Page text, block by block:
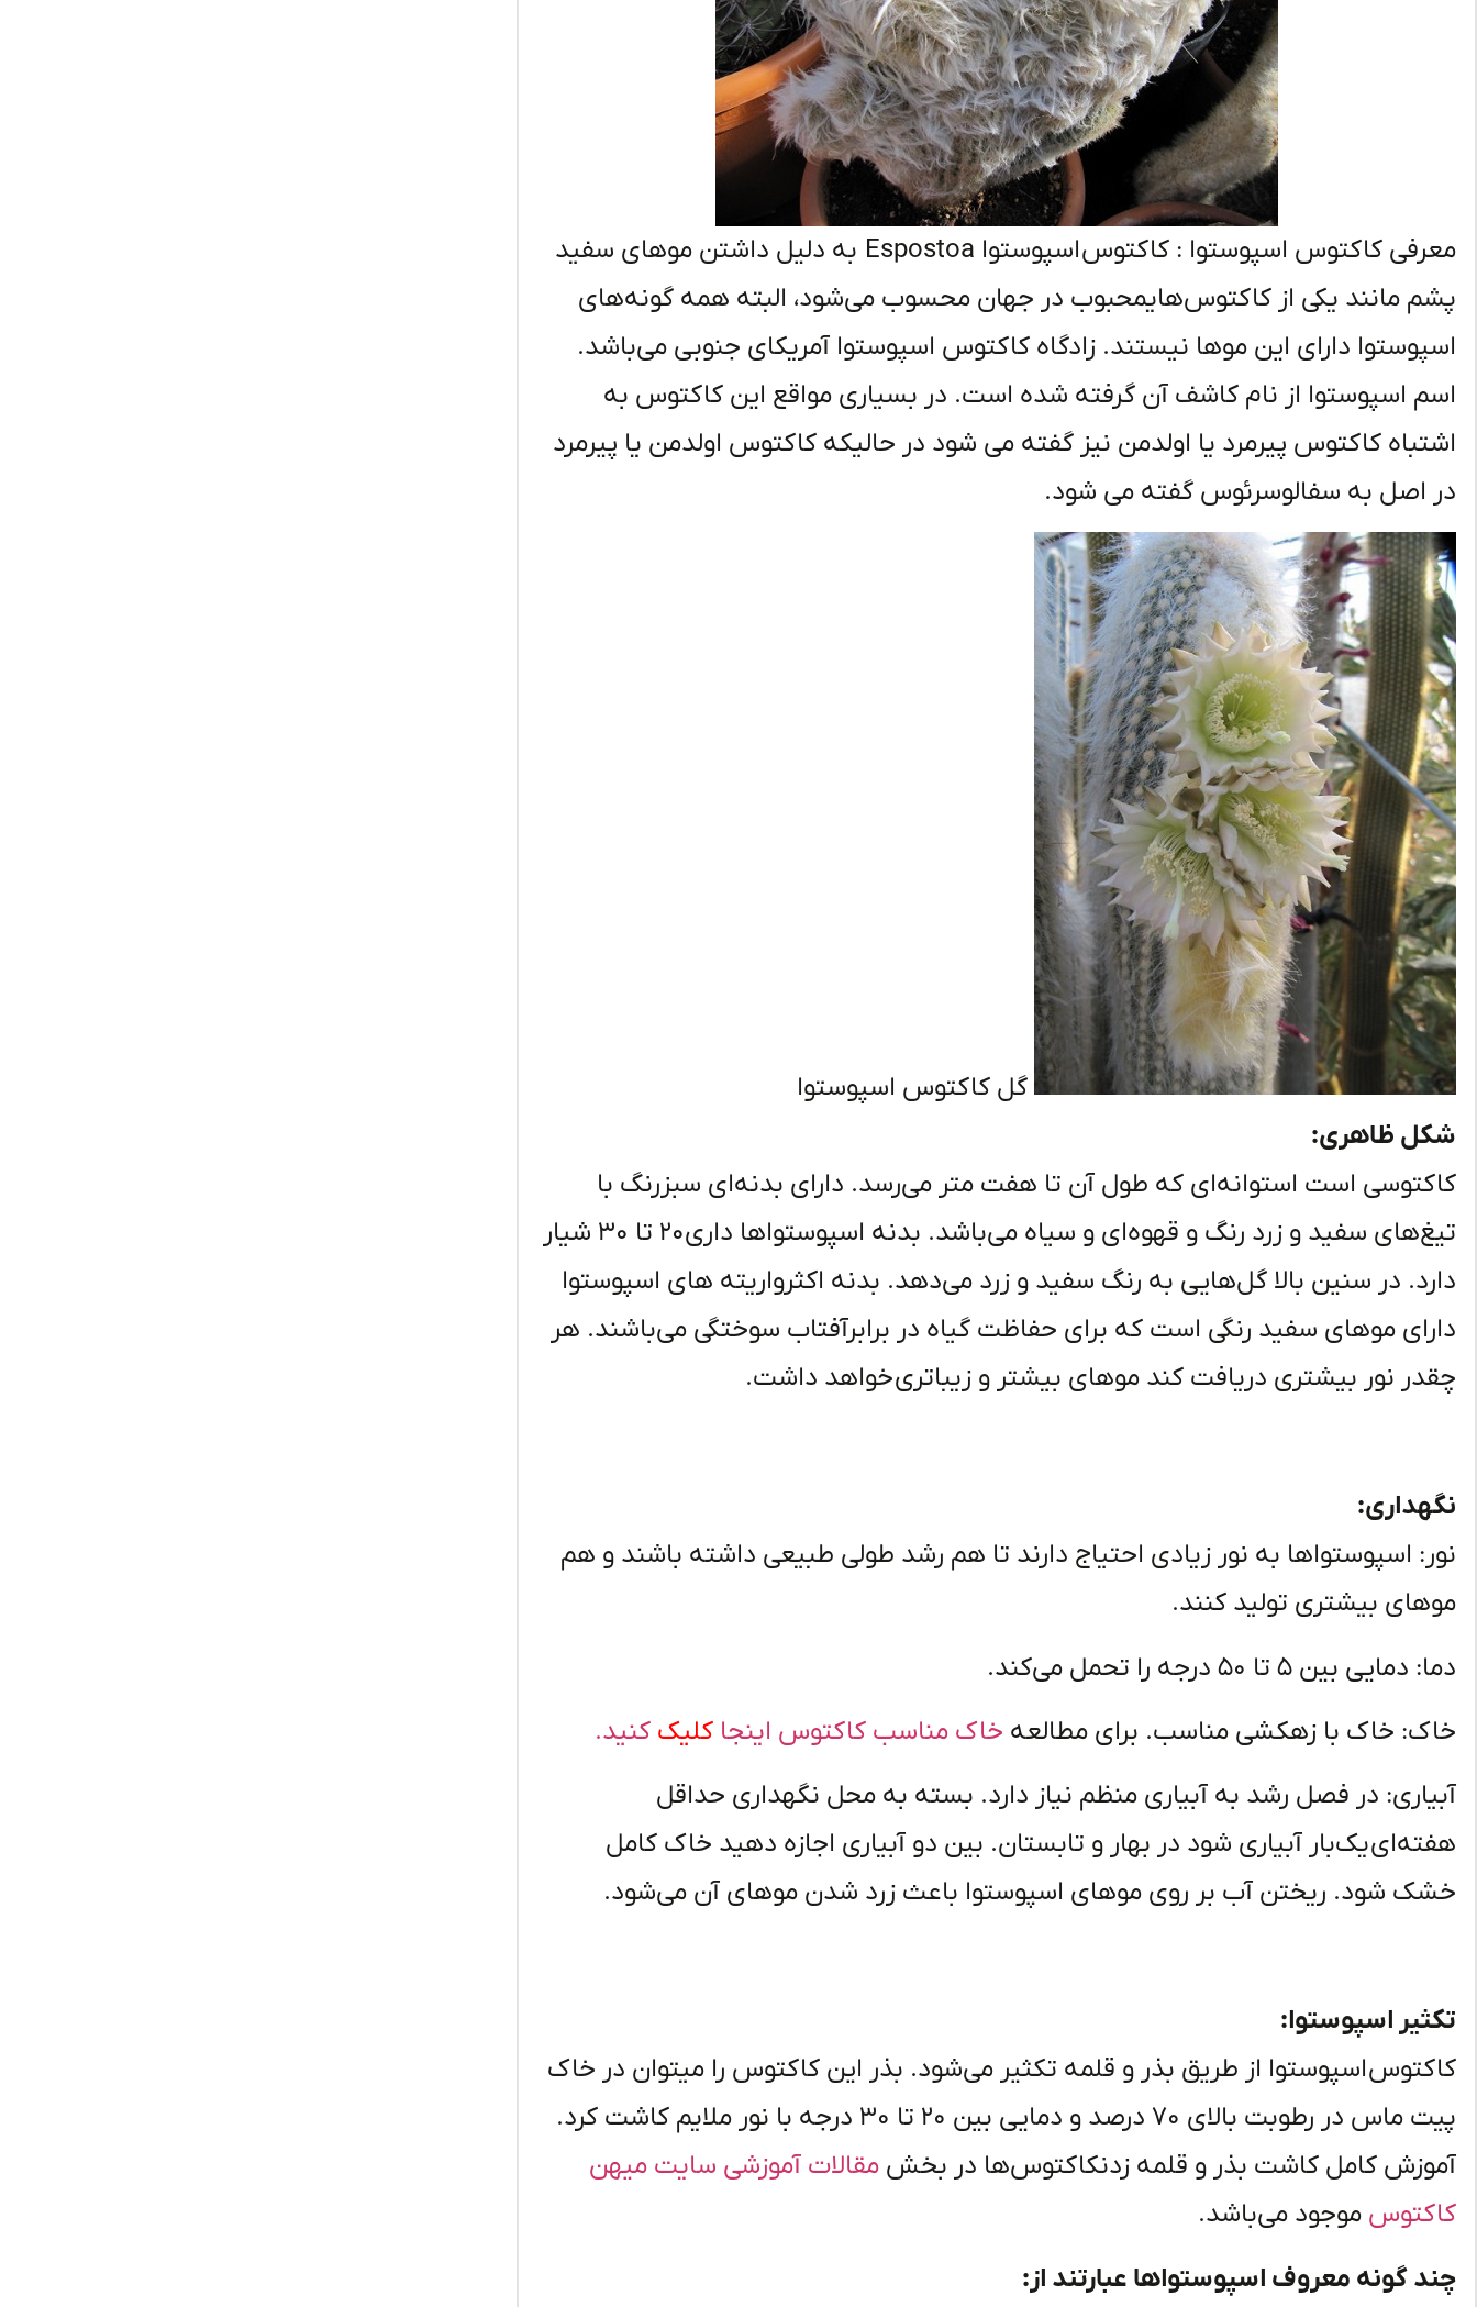
معرفی کاکتوس اسپوستوا : کاکتوساسپوستوا
Espostoa به دلیل داشتن موهای سفید
پشم مانند یکی از کاکتوس‌هایمحبوب در جهان محسوب می‌شود، البته همه گونه‌های
اسپوستوا دارای این موها نیستند. زادگاه کاکتوس اسپوستوا آمریکای جنوبی می‌باشد.
اسم اسپوستوا از نام کاشف آن گرفته شده است. در بسیاری مواقع این کاکتوس به
اشتباه کاکتوس پیرمرد یا اولدمن نیز گفته می شود در حالیکه کاکتوس اولدمن یا پیرمرد
در اصل به سفالوسرئوس گفته می شود.
گل کاکتوس اسپوستوا
شکل ظاهری:
کاکتوسی است استوانه‌ای که طول آن تا هفت متر می‌رسد. دارای بدنه‌ای سبزرنگ با
تیغ‌های سفید و زرد رنگ و قهوه‌ای و سیاه می‌باشد. بدنه اسپوستواها داری۲۰ تا ۳۰ شیار
دارد. در سنین بالا گل‌هایی به رنگ سفید و زرد می‌دهد. بدنه اکثرواریته های اسپوستوا
دارای موهای سفید رنگی است که برای حفاظت گیاه در برابرآفتاب سوختگی می‌باشند. هر
چقدر نور بیشتری دریافت کند موهای بیشتر و زیباتری خواهد داشت.
نگهداری:
نور: اسپوستواها به نور زیادی احتیاج دارند تا هم رشد طولی طبیعی داشته باشند و هم
موهای بیشتری تولید کنند.
دما: دمایی بین ۵ تا ۵۰ درجه را تحمل می‌کند.
خاک: خاک با زهکشی مناسب. برای مطالعه خاک مناسب کاکتوس اینجا کلیک کنید.
آبیاری: در فصل رشد به آبیاری منظم نیاز دارد. بسته به محل نگهداری حداقل
هفته‌اییک‌بار آبیاری شود در بهار و تابستان. بین دو آبیاری اجازه دهید خاک کامل
خشک شود. ریختن آب بر روی موهای اسپوستوا باعث زرد شدن موهای آن می‌شود.
تکثیراسپوستوا:
کاکتوساسپوستوا از طریق بذر و قلمه تکثیر می‌شود. بذر این کاکتوس را میتوان در خاک
پیت ماس در رطوبت بالای ۷۰ درصد و دمایی بین ۲۰ تا ۳۰ درجه با نور ملایم کاشت کرد.
آموزش کامل کاشت بذر و قلمه زدنکاکتوس‌ها در بخش مقالات آموزشی سایت میهن
کاکتوس موجود می‌باشد.
چندگونه معروف اسپوستواها عبارتند از: